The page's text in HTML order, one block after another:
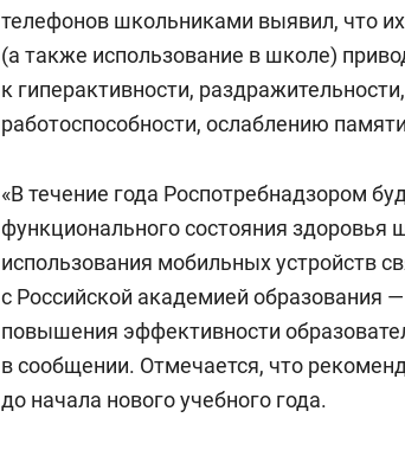
телефонов школьниками выявил, что
(а также использование в школе)
к гиперактивности,
работоспособности, ослаблению
«В течение года Роспотребнадзором
функционального состояния здоровья
использования мобильных устройств
с Российской академией образования
повышения эффективности
в сообщении. Отмечается, что
до начала нового учебного года.